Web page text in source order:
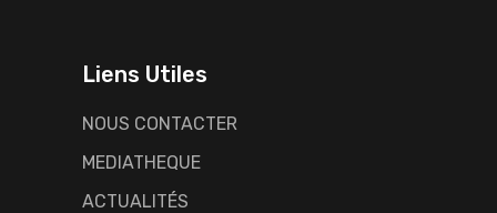
Liens Utiles
NOUS CONTACTER
MEDIATHEQUE
ACTUALITÉS